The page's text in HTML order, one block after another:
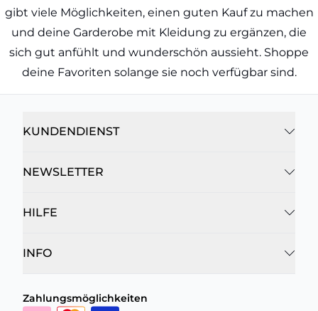
gibt viele Möglichkeiten, einen guten Kauf zu machen
und deine Garderobe mit Kleidung zu ergänzen, die
sich gut anfühlt und wunderschön aussieht. Shoppe
deine Favoriten solange sie noch verfügbar sind.
KUNDENDIENST
NEWSLETTER
HILFE
INFO
Zahlungsmöglichkeiten